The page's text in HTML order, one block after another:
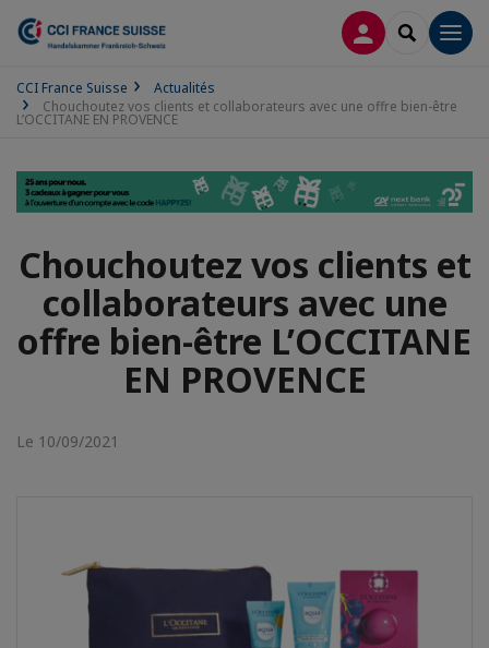
CONNEXION
CCI France Suisse
Actualités
Chouchoutez vos clients et collaborateurs avec une offre bien-être
L’OCCITANE EN PROVENCE
Chouchoutez vos clients et
collaborateurs avec une
offre bien-être L’OCCITANE
EN PROVENCE
Le 10/09/2021